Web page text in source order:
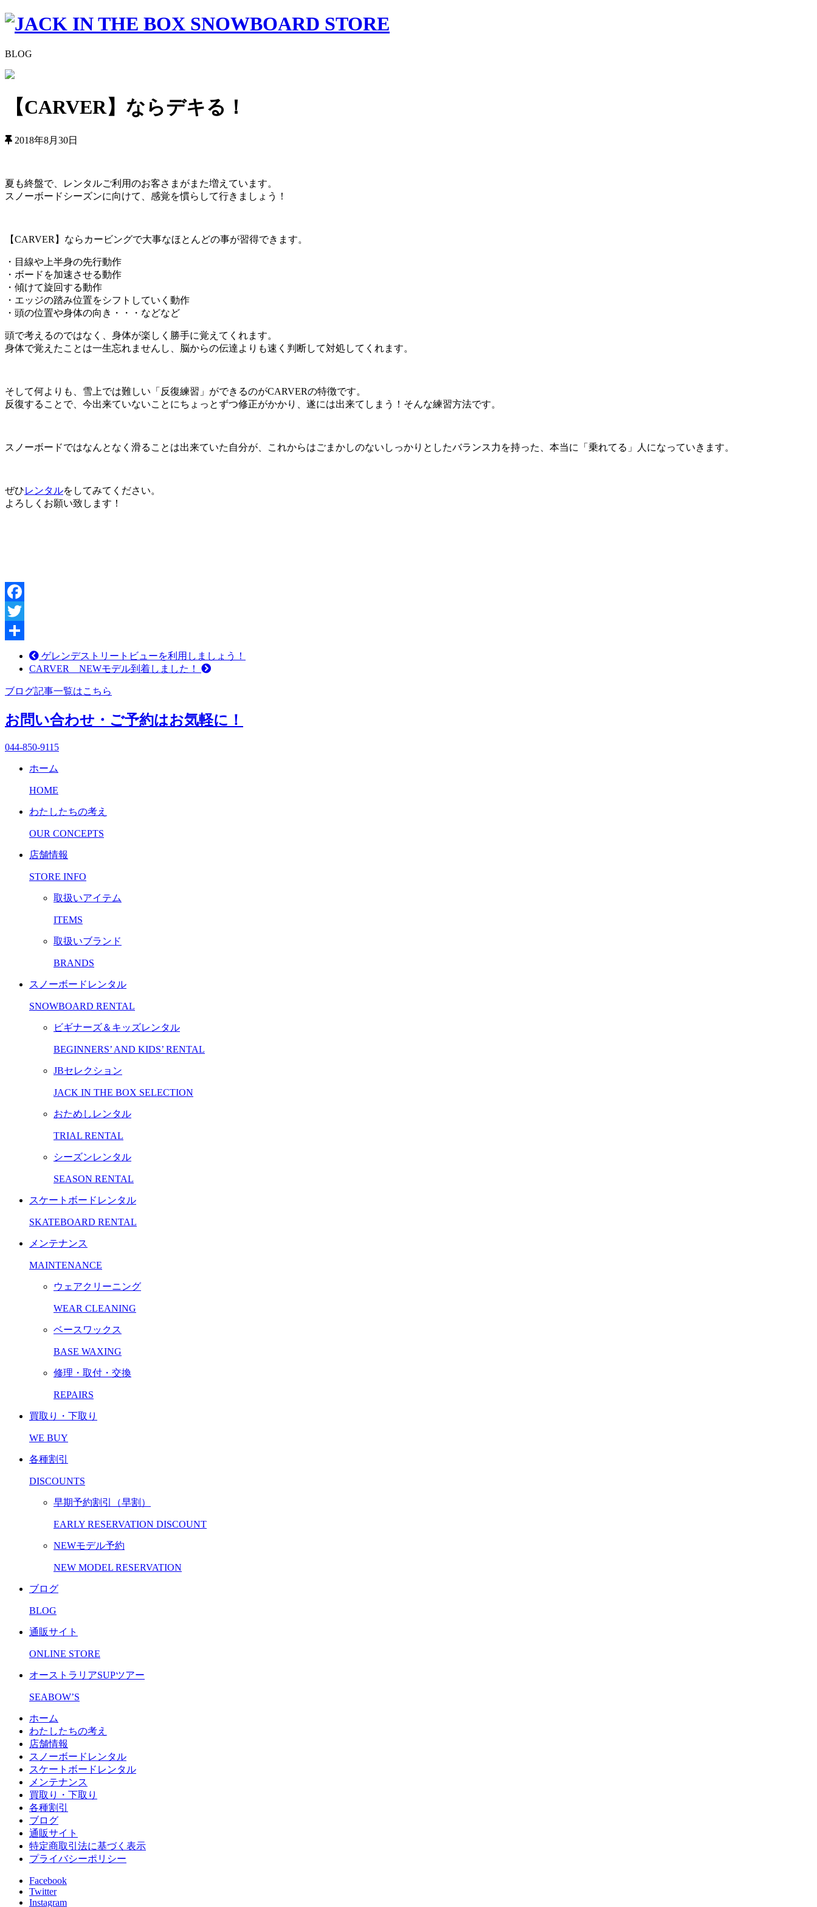
BLOG
【CARVER】ならデキる！
2018年8月30日
夏も終盤で、レンタルご利用のお客さまがまた増えています。
スノーボードシーズンに向けて、感覚を慣らして行きましょう！
【CARVER】ならカービングで大事なほとんどの事が習得できます。
・目線や上半身の先行動作
・ボードを加速させる動作
・傾けて旋回する動作
・エッジの踏み位置をシフトしていく動作
・頭の位置や身体の向き・・・などなど
頭で考えるのではなく、身体が楽しく勝手に覚えてくれます。
身体で覚えたことは一生忘れませんし、脳からの伝達よりも速く判断して対処してくれます。
そして何よりも、雪上では難しい「反復練習」ができるのがCARVERの特徴です。
反復することで、今出来ていないことにちょっとずつ修正がかかり、遂には出来てしまう！そんな練習方法です。
スノーボードではなんとなく滑ることは出来ていた自分が、これからはごまかしのないしっかりとしたバランス力を持った、本当に「乗れてる」人になっていきます。
ぜひレンタルをしてみてください。
よろしくお願い致します！
Facebook
Twitter
ゲレンデストリートビューを利用しましょう！
CARVER NEWモデル到着しました！
ブログ記事一覧はこちら
お問い合わせ・ご予約はお気軽に！
044-850-9115
ホーム
HOME
わたしたちの考え
OUR CONCEPTS
店舗情報
STORE INFO
取扱いアイテム
ITEMS
取扱いブランド
BRANDS
スノーボードレンタル
SNOWBOARD RENTAL
ビギナーズ＆キッズレンタル
BEGINNERS’ AND KIDS’ RENTAL
JBセレクション
JACK IN THE BOX SELECTION
おためしレンタル
TRIAL RENTAL
シーズンレンタル
SEASON RENTAL
スケートボードレンタル
SKATEBOARD RENTAL
メンテナンス
MAINTENANCE
ウェアクリーニング
WEAR CLEANING
ベースワックス
BASE WAXING
修理・取付・交換
REPAIRS
買取り・下取り
WE BUY
各種割引
DISCOUNTS
早期予約割引（早割）
EARLY RESERVATION DISCOUNT
NEWモデル予約
NEW MODEL RESERVATION
ブログ
BLOG
通販サイト
ONLINE STORE
オーストラリアSUPツアー
SEABOW’S
ホーム
わたしたちの考え
店舗情報
スノーボードレンタル
スケートボードレンタル
メンテナンス
買取り・下取り
各種割引
ブログ
通販サイト
特定商取引法に基づく表示
プライバシーポリシー
Facebook
Twitter
Instagram